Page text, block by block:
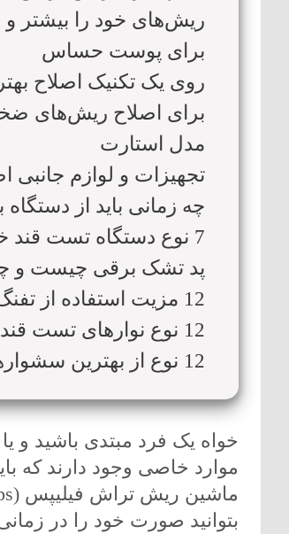
ریش‌های خود را بیشتر
برای پوست حساس
روی یک تکنیک اصلاح
برای اصلاح ریش‌های
مدل استارت
تجهیزات و لوازم جانبی
چه زمانی باید از
7 نوع دستگاه تست قند خون با امکان تنظیم هشدار
پد تشک برقی چیست و چه
12 مزیت استفاده از تفنگ‌های ماساژ
12 نوع نوارهای تست قند خون باکیفیت
12 نوع از بهترین سشوارها برای موهای مختلف
خواه یک فرد مبتدی باشید و
موارد خاصی وجود دارند که
بتوانید صورت خود را در